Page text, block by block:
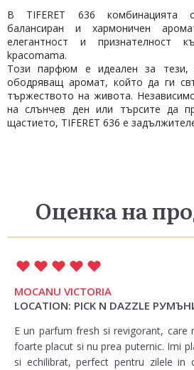
B TIFERET 636 комбинацията
балансиран и хармоничен
елегантност и признателност
kpacomama.
Този парфюм е идеален за
ободряващ аромат, който да ги
тържеството на живота.
на слънчев ден или търсите да
щастието, TIFERET 636 е
Оценка на
MOCANU VICTORIA
LOCATION: PICK N DAZZLE
E un parfum fresh si revigorant, care
foarte placut si nu prea puternic. Imi
si echilibrat, perfect pentru zilele